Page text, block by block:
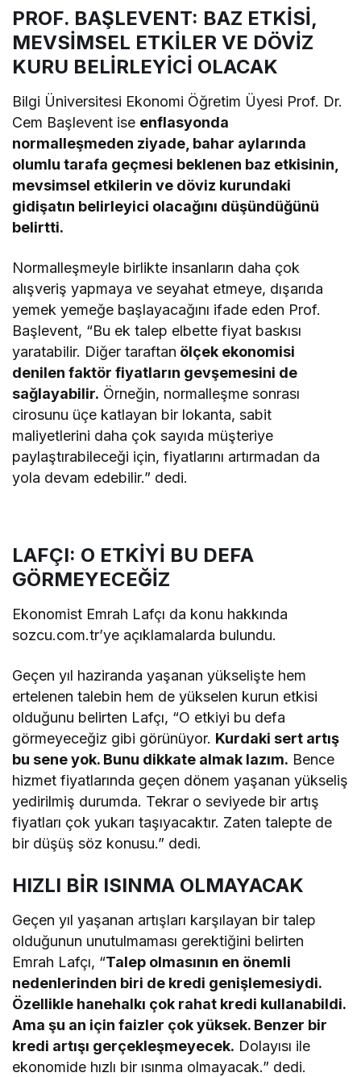
PROF. BAŞLEVENT: BAZ ETKİSİ,
MEVSİMSEL ETKİLER VE DÖVİZ
KURU BELİRLEYİCİ OLACAK
Bilgi Üniversitesi Ekonomi Öğretim Üyesi Prof. Dr.
Cem Başlevent ise enflasyonda
normalleşmeden ziyade, bahar aylarında
olumlu tarafa geçmesi beklenen baz etkisinin,
mevsimsel etkilerin ve döviz kurundaki
gidişatın belirleyici olacağını düşündüğünü
belirtti.
Normalleşmeyle birlikte insanların daha çok
alışveriş yapmaya ve seyahat etmeye, dışarıda
yemek yemeğe başlayacağını ifade eden Prof.
Başlevent, “Bu ek talep elbette fiyat baskısı
yaratabilir. Diğer taraftan ölçek ekonomisi
denilen faktör fiyatların gevşemesini de
sağlayabilir. Örneğin, normalleşme sonrası
cirosunu üçe katlayan bir lokanta, sabit
maliyetlerini daha çok sayıda müşteriye
paylaştırabileceği için, fiyatlarını artırmadan da
yola devam edebilir.” dedi.
LAFÇI: O ETKİYİ BU DEFA
GÖRMEYECEĞİZ
Ekonomist Emrah Lafçı da konu hakkında
sozcu.com.tr’ye açıklamalarda bulundu.
Geçen yıl haziranda yaşanan yükselişte hem
ertelenen talebin hem de yükselen kurun etkisi
olduğunu belirten Lafçı, “O etkiyi bu defa
görmeyeceğiz gibi görünüyor. Kurdaki sert artış
bu sene yok. Bunu dikkate almak lazım. Bence
hizmet fiyatlarında geçen dönem yaşanan yükseliş
yedirilmiş durumda. Tekrar o seviyede bir artış
fiyatları çok yukarı taşıyacaktır. Zaten talepte de
bir düşüş söz konusu.” dedi.
HIZLI BİR ISINMA OLMAYACAK
Geçen yıl yaşanan artışları karşılayan bir talep
olduğunun unutulmaması gerektiğini belirten
Emrah Lafçı, “Talep olmasının en önemli
nedenlerinden biri de kredi genişlemesiydi.
Özellikle hanehalkı çok rahat kredi kullanabildi.
Ama şu an için faizler çok yüksek. Benzer bir
kredi artışı gerçekleşmeyecek. Dolayısı ile
ekonomide hızlı bir ısınma olmayacak.” dedi.